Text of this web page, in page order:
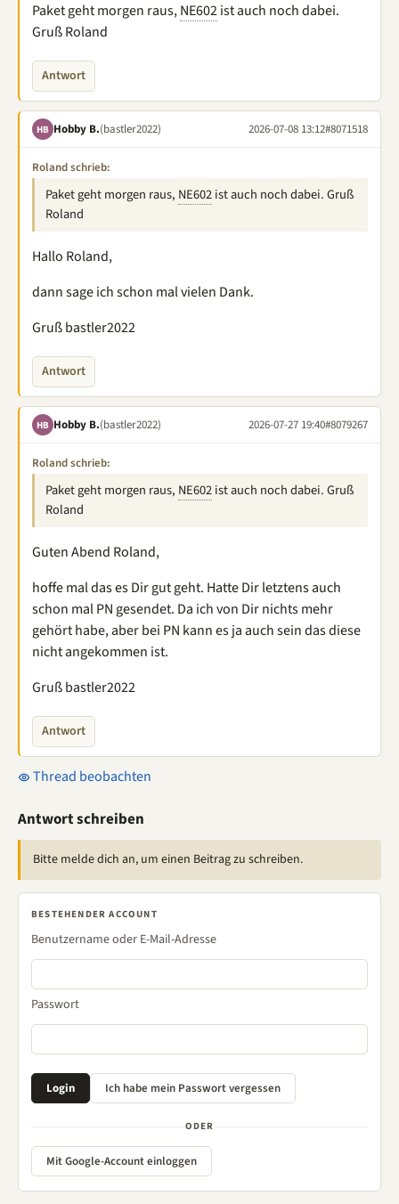
Paket geht morgen raus,NE602ist auch noch dabei.
Gruß Roland
Antwort
HB Hobby B.(bastler2022) 2026-07-08 13:12#8071518
Roland schrieb:
Paket geht morgen raus, NE602ist auch noch dabei. Gruß
Roland
Hallo Roland,
dann sage ich schon mal vielen Dank.
Gruß bastler2022
Antwort
HB Hobby B.(bastler2022) 2026-07-27 19:40#8079267
Roland schrieb:
Paket geht morgen raus, NE602ist auch noch dabei. Gruß
Roland
Guten Abend Roland,
hoffe mal das es Dir gut geht. Hatte Dir letztens auch
schon mal PN gesendet. Da ich von Dir nichts mehr
gehört habe, aber bei PN kann es ja auch sein das diese
nicht angekommen ist.
Gruß bastler2022
Antwort
Thread beobachten
Antwort schreiben
Bitte melde dich an, um einen Beitrag zu schreiben.
BESTEHENDER ACCOUNT
Benutzername oder E-Mail-Adresse
Passwort
ODER
Mit Google-Account einloggen